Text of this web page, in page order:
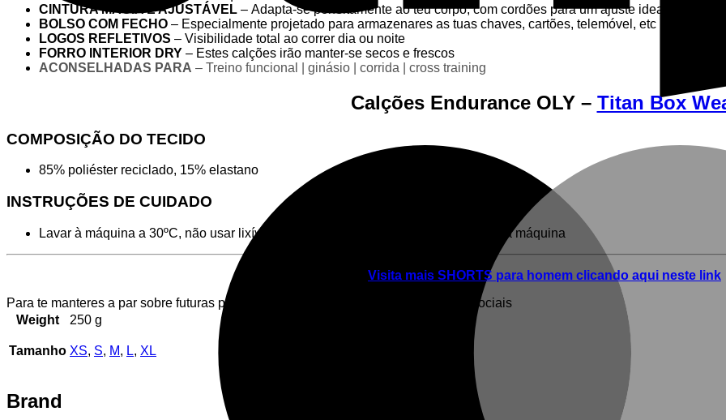
CINTURA MACIA E AJUSTÁVEL – Adapta-se perfeitamente ao teu corpo, com cordões para um ajuste ideal
BOLSO COM FECHO – Especialmente projetado para armazenares as tuas chaves, cartões, telemóvel, etc
LOGOS REFLETIVOS – Visibilidade total ao correr dia ou noite
FORRO INTERIOR DRY – Estes calções irão manter-se secos e frescos
ACONSELHADAS PARA – Treino funcional | ginásio | corrida | cross training
Calções Endurance OLY – Titan Box
COMPOSIÇÃO DO TECIDO
85% poliéster reciclado, 15% elastano
INSTRUÇÕES DE CUIDADO
Lavar à máquina a 30ºC, não usar lixívia ou cloro, não passar a ferro, não secar na máquina
Visita mais SHORTS para homem clicando aqui neste link
Para te manteres a par sobre futuras promoções e eventos, segue-nos nas redes sociais
Weight
250 g
Tamanho XS, S, M, L, XL
Brand